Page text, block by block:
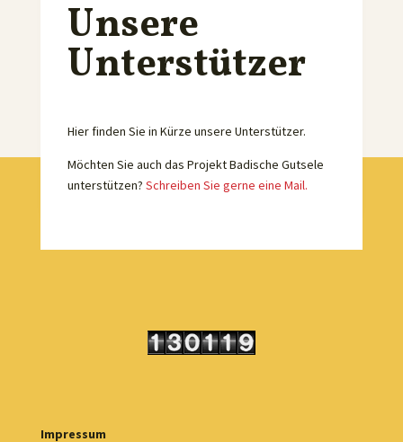
Unsere
Unterstützer
Hier finden Sie in Kürze unsere Unterstützer.
Möchten Sie auch das Projekt Badische Gutsele
unterstützen? Schreiben Sie gerne eine Mail.
Impressum